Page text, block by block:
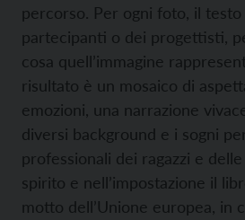
percorso. Per ogni foto, il
partecipanti o dei progettisti,
cosa quell’immagine
risultato è un mosaico di
emozioni, una narrazione
diversi background e i sogni
professionali dei ragazzi e
spirito e nell’impostazione il
motto dell’Unione europea, in